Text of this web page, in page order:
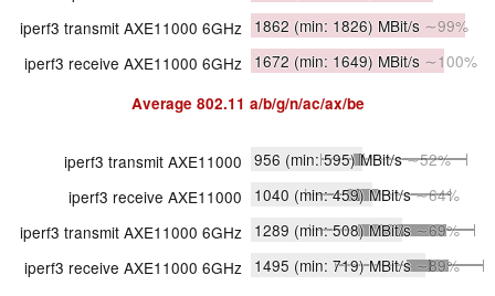
iperf3 transmit AXE11000 6GHz 1862 (min: 1826) MBit/s ∼99%
iperf3 receive AXE11000 6GHz 1672 (min: 1649) MBit/s ∼100%
Average 802.11 a/​b/​g/​n/​ac/​ax/​be
iperf3 transmit AXE11000 956 (min: 595)MBit/s∼52%
iperf3 receive AXE11000
1040 (min: 459)MBit/s∼64%
iperf3 transmit AXE11000 6GHz 1289 (min: 508)MBit/s∼69%
iperf3 receive AXE11000 6GHz 1495 (min: 719)MBit/s∼89%